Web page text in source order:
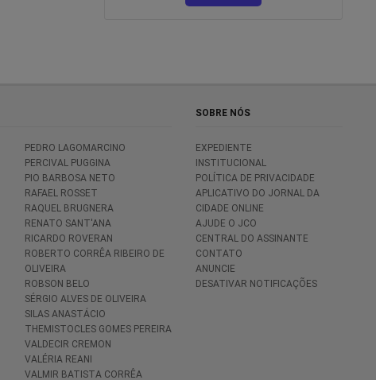
PEDRO LAGOMARCINO
PERCIVAL PUGGINA
PIO BARBOSA NETO
RAFAEL ROSSET
RAQUEL BRUGNERA
RENATO SANT'ANA
RICARDO ROVERAN
ROBERTO CORRÊA RIBEIRO DE
OLIVEIRA
ROBSON BELO
SÉRGIO ALVES DE OLIVEIRA
SILAS ANASTÁCIO
THEMISTOCLES GOMES PEREIRA
VALDECIR CREMON
VALÉRIA REANI
VALMIR BATISTA CORRÊA
SOBRE NÓS
EXPEDIENTE
INSTITUCIONAL
POLÍTICA DE PRIVACIDADE
APLICATIVO DO JORNAL DA
CIDADE ONLINE
AJUDE O JCO
CENTRAL DO ASSINANTE
CONTATO
ANUNCIE
DESATIVAR NOTIFICAÇÕES